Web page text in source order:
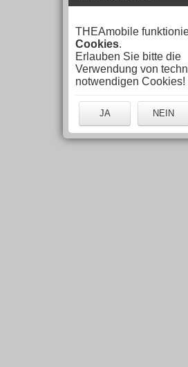
THEAmobile
Cookies.
Erlauben Sie bitte die
Verwendung von
notwendigen Cookies!
JA NEIN